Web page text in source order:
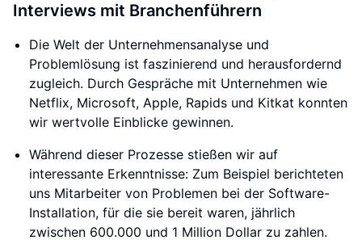
Interviews mit Branchenführern
Die Welt der Unternehmensanalyse und
Problemlösung ist faszinierend und herausfordernd
zugleich. Durch Gespräche mit Unternehmen wie
Netflix, Microsoft, Apple, Rapids und Kitkat konnten
wir wertvolle Einblicke gewinnen.
Während dieser Prozesse stießen wir auf
interessante Erkenntnisse: Zum Beispiel berichteten
uns Mitarbeiter von Problemen bei der Software-
Installation, für die sie bereit waren, jährlich
zwischen 600.000 und 1 Million Dollar zu zahlen.